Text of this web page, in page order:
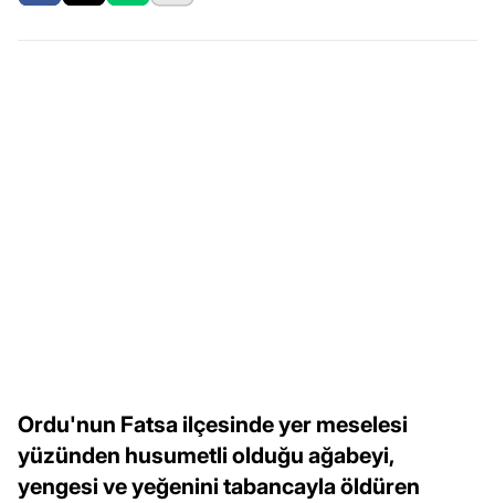
Ordu'nun Fatsa ilçesinde yer meselesi
yüzünden husumetli olduğu ağabeyi,
yengesi ve yeğenini tabancayla öldüren